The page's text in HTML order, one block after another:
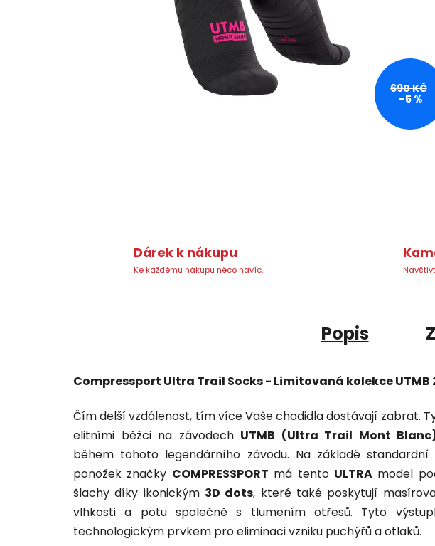
690 KČ
–5 %
Dárek k nákupu
Ke každému nákupu něco navíc.
Popis
Compressport Ultra Trail Socks - Limitovaná kolekce UTMB
Čím delší vzdálenost, tím více Vaše chodidla dostávají zabrat.
elitními běžci na závodech UTMB (Ultra Trail Mont
během tohoto legendárního závodu. Na základě
ponožek značky COMPRESSPORT má tento ULTRA model
šlachy díky ikonickým 3D dots, které také poskytují
vlhkosti a potu společně s tlumením otřesů. Tyto
technologickým prvkem pro eliminaci vzniku puchýřů a otlaků.